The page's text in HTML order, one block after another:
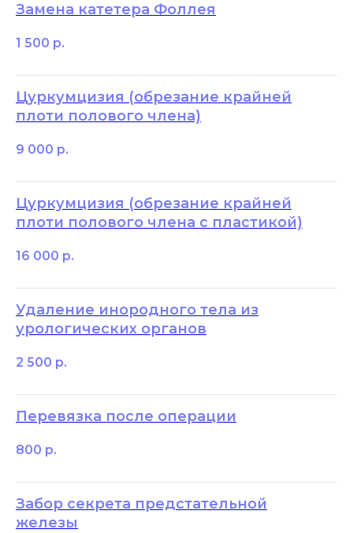
Замена катетера Фоллея
1 500 р.
Цуркумцизия (обрезание крайней
плоти полового члена)
9 000 р.
Цуркумцизия (обрезание крайней
плоти полового члена с пластикой)
16 000 р.
Удаление инородного тела из
урологических органов
2 500 р.
Перевязка после операции
800 р.
Забор секрета предстательной
железы